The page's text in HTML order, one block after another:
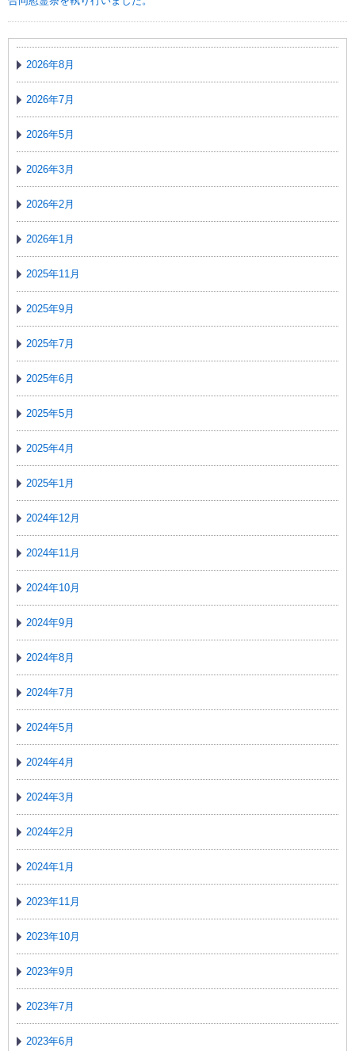
2026年8月
2026年7月
2026年5月
2026年3月
2026年2月
2026年1月
2025年11月
2025年9月
2025年7月
2025年6月
2025年5月
2025年4月
2025年1月
2024年12月
2024年11月
2024年10月
2024年9月
2024年8月
2024年7月
2024年5月
2024年4月
2024年3月
2024年2月
2024年1月
2023年11月
2023年10月
2023年9月
2023年7月
2023年6月